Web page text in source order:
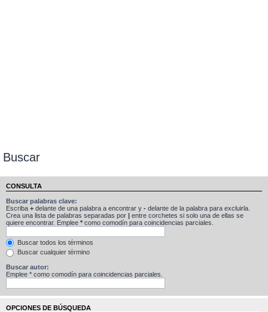
Buscar
CONSULTA
Buscar palabras clave:
Escriba + delante de una palabra a encontrar y - delante de la palabra para excluirla.
Crea una lista de palabras separadas por | entre corchetes si solo una de ellas se
quiere encontrar. Emplee * como comodín para coincidencias parciales.
Buscar todos los términos
Buscar cualquier término
Buscar autor:
Emplee * como comodín para coincidencias parciales.
OPCIONES DE BÚSQUEDA